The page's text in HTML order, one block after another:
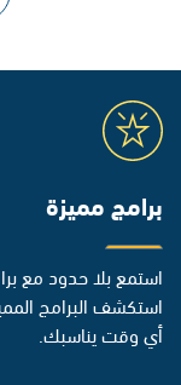
برامج مميزة
استمع بلا حدود مع
استكشف البرامج
أي وقت يناسبك.